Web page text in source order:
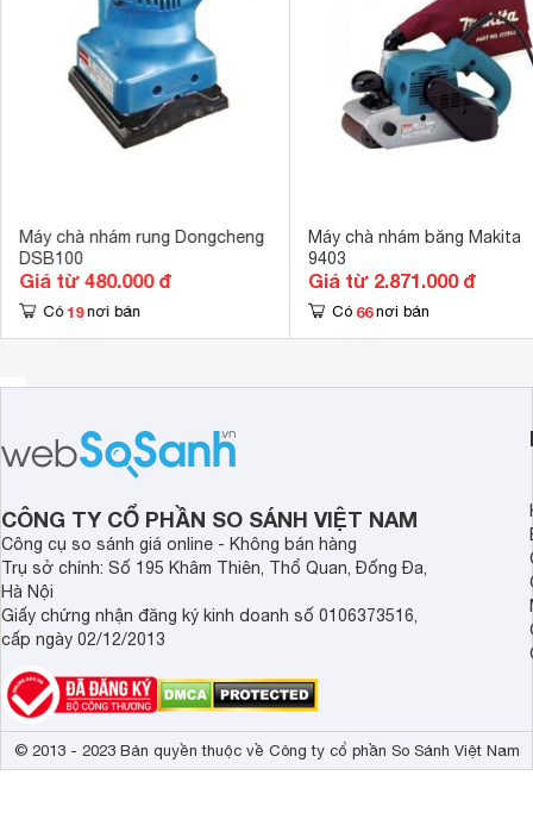
Máy chà nhám rung Dongcheng
DSB100
Giá từ 480.000 đ
Có 19 nơi bán
Máy chà nhám băng Makita
9403
Giá từ 2.871.000 đ
Có 66 nơi bán
CÔNG TY CỔ PHẦN SO SÁNH VIỆT NAM
Công cụ so sánh giá online - Không bán hàng
Trụ sở chính: Số 195 Khâm Thiên, Thổ Quan, Đống Đa,
Hà Nội
Giấy chứng nhận đăng ký kinh doanh số 0106373516,
cấp ngày 02/12/2013
© 2013 - 2023 Bản quyền thuộc về Công ty cổ phần So Sánh Việt Nam